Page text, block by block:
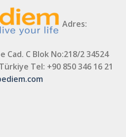
Adres:
Cad. C Blok No:218/2 34524
Tel: +90 850 346 16 21